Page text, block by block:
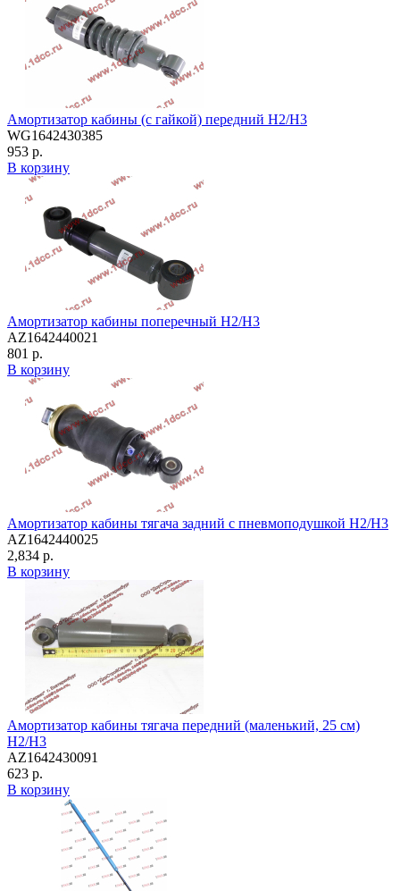
Амортизатор кабины (с гайкой) передний H2/H3
WG1642430385
953 р.
В корзину
Амортизатор кабины поперечный H2/H3
AZ1642440021
801 р.
В корзину
Амортизатор кабины тягача задний с пневмоподушкой H2/H3
AZ1642440025
2,834 р.
В корзину
Амортизатор кабины тягача передний (маленький, 25 см)
H2/H3
AZ1642430091
623 р.
В корзину